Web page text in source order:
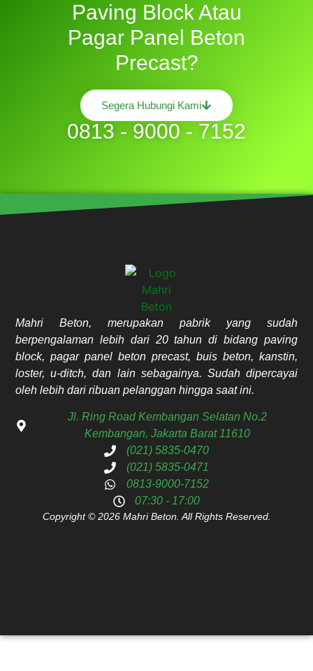
Paving Block Atau
Pagar Panel Beton
Precast?
Segera Hubungi Kami
0813 - 9000 - 7152
Mahri Beton, merupakan pabrik yang sudah
berpengalaman lebih dari 20 tahun di bidang paving
block, pagar panel beton precast, buis beton, kanstin,
loster, u-ditch, dan lain sebagainya. Sudah dipercayai
oleh lebih dari ribuan pelanggan hingga saat ini.
Jl. Ring Road Kembangan Selatan No.2
Kembangan, Jakarta Barat 11610
(021) 5835-0470
(021) 5835-0471
0813-9000-7152
07:30 - 17:00
Copyright © 2026 Mahri Beton. All Rights Reserved.